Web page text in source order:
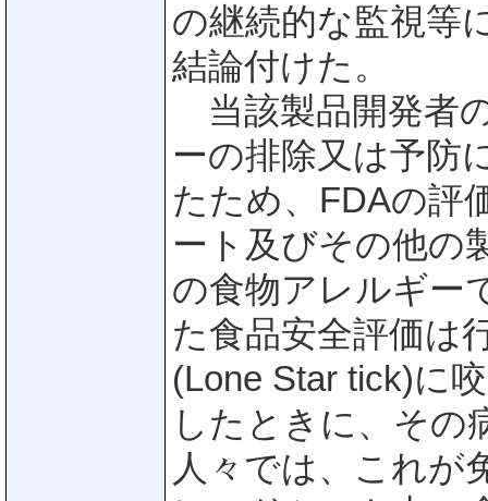
の継続的な監視等
結論付けた。
当該製品開発者
ーの排除又は予防
たため、FDAの評
ート及びその他の
の食物アレルギー
た食品安全評価は
(Lone Star tick)に
したときに、その
人々では、これが